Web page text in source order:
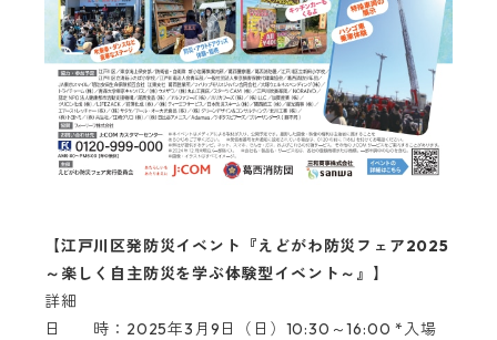
【江戸川区発防災イベント『えどがわ防災フェア2025
～楽しく自主防災を学ぶ体験型イベント～』】
詳細
日 時：2025年3月9日（日）10:30～16:00 *入場